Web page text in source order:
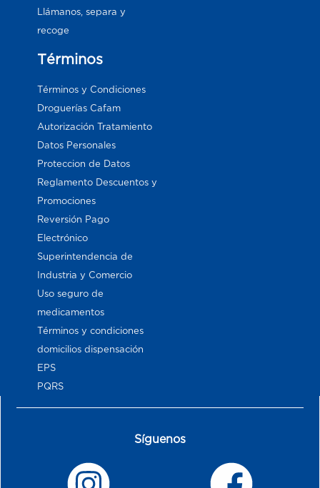
Llámanos, separa y
recoge
Términos
Términos y Condiciones
Droguerías Cafam
Autorización Tratamiento
Datos Personales
Proteccion de Datos
Reglamento Descuentos y
Promociones
Reversión Pago
Electrónico
Superintendencia de
Industria y Comercio
Uso seguro de
medicamentos
Términos y condiciones
domicilios dispensación
EPS
PQRS
Síguenos